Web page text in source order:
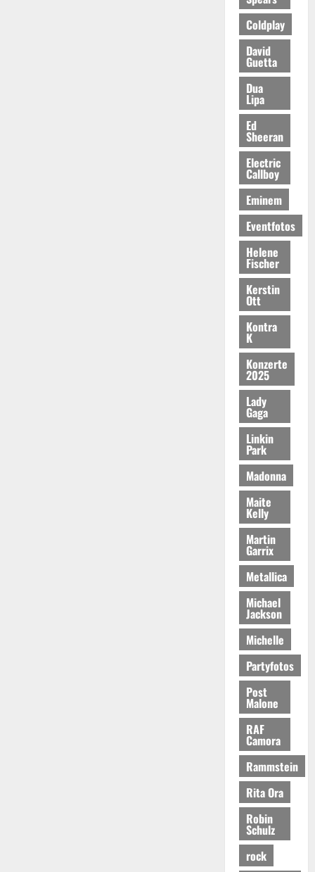
Coldplay
David
Guetta
Dua
Lipa
Ed
Sheeran
Electric
Callboy
Eminem
Eventfotos
Helene
Fischer
Kerstin
Ott
Kontra
K
Konzerte
2025
Lady
Gaga
Linkin
Park
Madonna
Maite
Kelly
Martin
Garrix
Metallica
Michael
Jackson
Michelle
Partyfotos
Post
Malone
RAF
Camora
Rammstein
Rita Ora
Robin
Schulz
rock